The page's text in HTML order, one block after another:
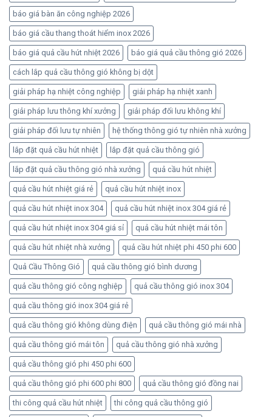
báo giá bàn ăn công nghiệp 2026
báo giá cầu thang thoát hiểm inox 2026
báo giá quả cầu hút nhiệt 2026 báo giá quả cầu thông gió 2026
cách lắp quả cầu thông gió không bị dột
giải pháp hạ nhiệt công nghiệp giải pháp hạ nhiệt xanh
giải pháp lưu thông khí xưởng giải pháp đối lưu không khí
giải pháp đối lưu tự nhiên hệ thống thông gió tự nhiên nhà xưởng
lắp đặt quả cầu hút nhiệt lắp đặt quả cầu thông gió
lắp đặt quả cầu thông gió nhà xưởng quả cầu hút nhiệt
quả cầu hút nhiệt giá rẻ quả cầu hút nhiệt inox
quả cầu hút nhiệt inox 304 quả cầu hút nhiệt inox 304 giá rẻ
quả cầu hút nhiệt inox 304 giá sỉ quả cầu hút nhiệt mái tôn
quả cầu hút nhiệt nhà xưởng quả cầu hút nhiệt phi 450 phi 600
Quả Cầu Thông Gió quả cầu thông gió bình dương
quả cầu thông gió công nghiệp quả cầu thông gió inox 304
quả cầu thông gió inox 304 giá rẻ
quả cầu thông gió không dùng điện quả cầu thông gió mái nhà
quả cầu thông gió mái tôn quả cầu thông gió nhà xưởng
quả cầu thông gió phi 450 phi 600
quả cầu thông gió phi 600 phi 800 quả cầu thông gió đồng nai
thi công quả cầu hút nhiệt thi công quả cầu thông gió